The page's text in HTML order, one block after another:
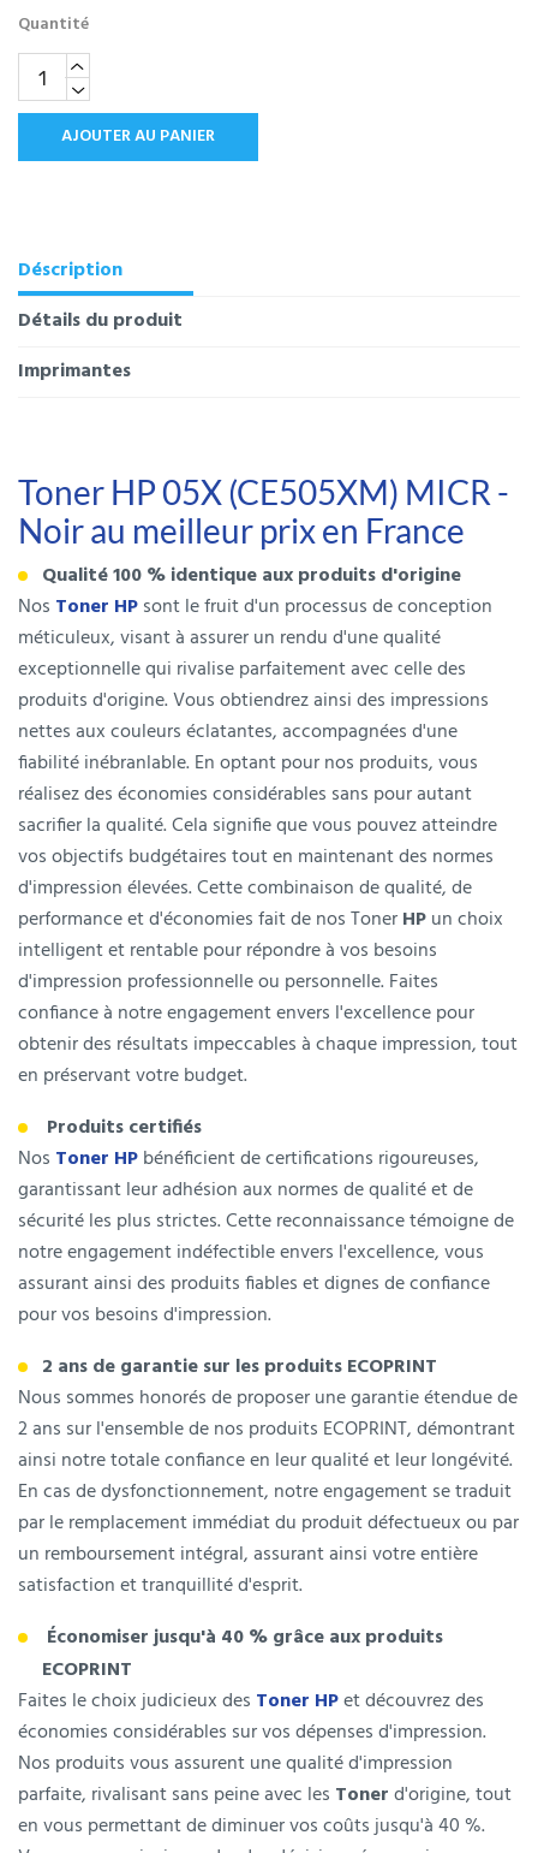
Quantité
AJOUTER AU PANIER
Déscription
Détails du produit
Imprimantes
Toner HP 05X (CE505XM) MICR -
Noir au meilleur prix en France
Qualité 100 % identique aux produits d'origine
Nos Toner HPsont le fruit d'un processus de conception
méticuleux, visant à assurer un rendu d'une qualité
exceptionnelle qui rivalise parfaitement avec celle des
produits d'origine. Vous obtiendrez ainsi des impressions
nettes aux couleurs éclatantes, accompagnées d'une
fiabilité inébranlable. En optant pour nos produits, vous
réalisez des économies considérables sans pour autant
sacrifier la qualité. Cela signifie que vous pouvez atteindre
vos objectifs budgétaires tout en maintenant des normes
d'impression élevées. Cette combinaison de qualité, de
performance et d'économies fait de nos TonerHPun choix
intelligent et rentable pour répondre à vos besoins
d'impression professionnelle ou personnelle. Faites
confiance à notre engagement envers l'excellence pour
obtenir des résultats impeccables à chaque impression, tout
en préservant votre budget.
Produits certifiés
Nos Toner HPbénéficient de certifications rigoureuses,
garantissant leur adhésion aux normes de qualité et de
sécurité les plus strictes. Cette reconnaissance témoigne de
notre engagement indéfectible envers l'excellence, vous
assurant ainsi des produits fiables et dignes de confiance
pour vos besoins d'impression.
2 ans de garantie sur les produits ECOPRINT
Nous sommes honorés de proposer une garantie étendue de
2 ans sur l'ensemble de nos produits ECOPRINT, démontrant
ainsi notre totale confiance en leur qualité et leur longévité.
En cas de dysfonctionnement, notre engagement se traduit
par le remplacement immédiat du produit défectueux ou par
un remboursement intégral, assurant ainsi votre entière
satisfaction et tranquillité d'esprit.
Économiser jusqu'à 40 % grâce aux produits
ECOPRINT
Faites le choix judicieux des Toner HPet découvrez des
économies considérables sur vos dépenses d'impression.
Nos produits vous assurent une qualité d'impression
parfaite, rivalisant sans peine avec les Tonerd'origine, tout
en vous permettant de diminuer vos coûts jusqu'à 40 %.